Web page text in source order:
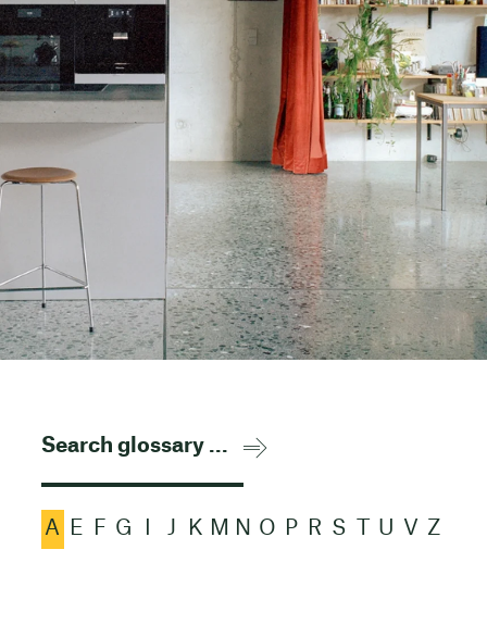
A E F G J K M N O P R S U V Z